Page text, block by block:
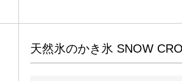
天然氷のかき氷 SNOW